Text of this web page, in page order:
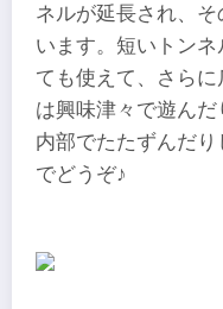
ネルが延長され、
います。短いトン
ても使えて、さら
は興味津々で遊ん
内部でたたずんだ
でどうぞ♪